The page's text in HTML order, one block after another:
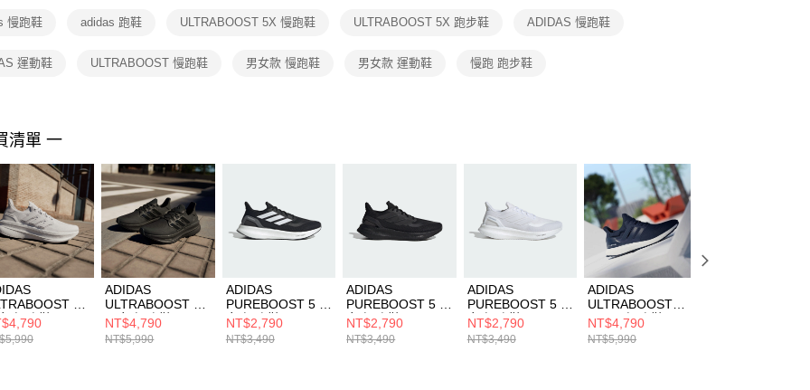
１．透過由恩沛科技股份有限公司提供之「AFTEE先享後付」服務完成之
交易，需依本服務之必要範圍內提供個人資料，並將交易相關給付款項請
２．關於個人資料處理事宜，請瀏覽以下網址：
５．嚴禁一人註冊多個帳號或使用他人資訊註冊。若發現惡意使用之情
形，恩沛科技股份有限公司將有權停止該用戶之使用額度並採取法律行
動。
慢跑鞋 adidas 跑鞋 ULTRABOOST 5X 慢跑鞋 ULTRABOOST 5X 跑步鞋 ADIDAS 慢跑鞋
運動鞋 ULTRABOOST 慢跑鞋 男女款 慢跑鞋 男女款 運動鞋 慢跑 跑步鞋
清單 一
5
慢跑鞋
ADIDAS
ULTRABOOST 5
男女 慢跑鞋
ID8812
NT$4,790
NT$5,990
ADIDAS
PUREBOOST 5 男
女 慢跑鞋 IF9191
NT$2,790
NT$3,490
ADIDAS
PUREBOOST 5 男
女 慢跑鞋 ID1158
NT$2,790
NT$3,490
ADIDAS
PUREBOOST 5 男
女 慢跑鞋 ID3618
NT$2,790
NT$3,490
ADIDAS
ULTRABOOST
1.0 男 慢跑鞋
ID5935
NT$4,790
NT$5,990